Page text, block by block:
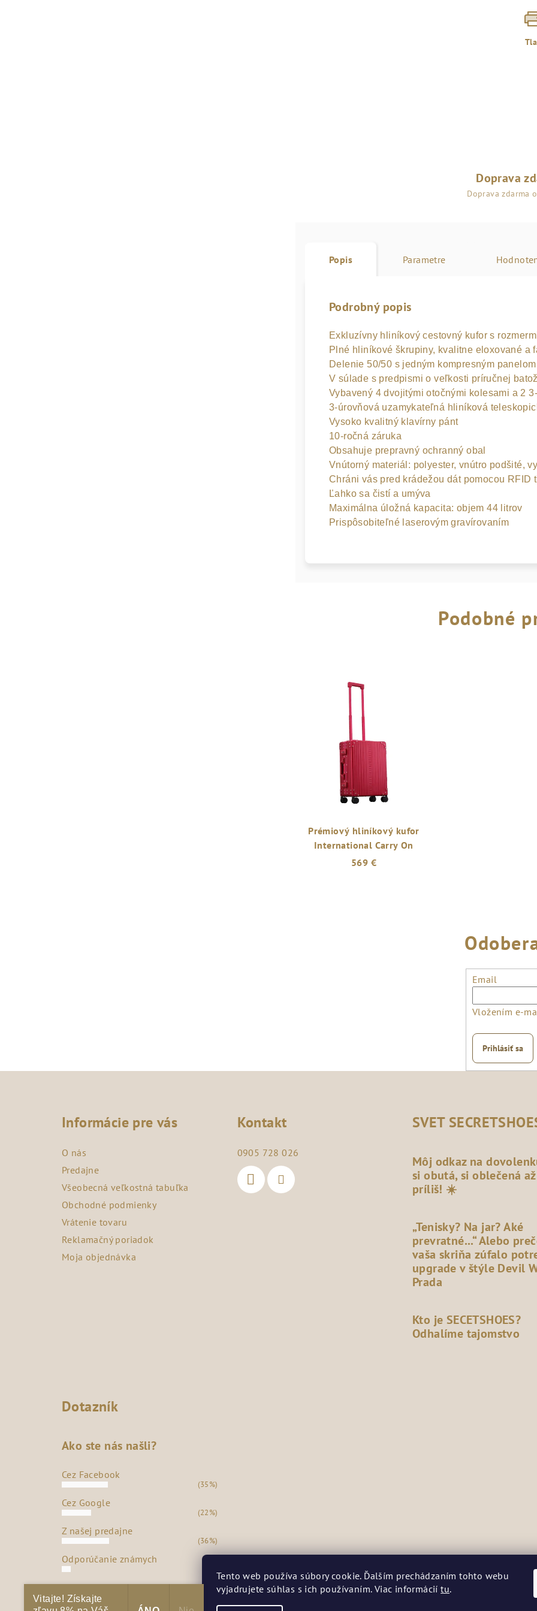
Tento web používa súbory cookie. Ďalším prechádzaním tohto webu
vyjadrujete súhlas s ich používaním. Viac informáciítu.
Doprava
Doprava zdarma
Popis Parametre
Podrobný popis
Exkluzívny hliníkový cestovný kufor s
Plné hliníkové škrupiny, kvalitne eloxované a
Delenie 50/50 s jedným kompresným
V súlade s predpismi o veľkosti príručnej
Vybavený 4 dvojitými otočnými kolesami a 2
3-úrovňová uzamykateľná hliníková
Vysoko kvalitný klavírny pánt
10-ročná záruka
Obsahuje prepravný ochranný obal
Vnútorný materiál: polyester, vnútro podšité,
Chráni vás pred krádežou dát pomocou RFID
Ľahko sa čistí a umýva
Maximálna úložná kapacita: objem 44 litrov
Prispôsobiteľné laserovým gravírovaním
Podobné
Prémiový hliníkový kufor
International Carry On
569 €
Email
Vložením e-
Prihlásiť sa
Informácie pre vás
O nás
Predajne
Všeobecná veľkostná tabuľka
Obchodné podmienky
Vrátenie tovaru
Reklamačný poriadok
Moja objednávka
Kontakt
0905 728 026
SVET
Môj odkaz na
si obutá, si oblečená až
príliš! ☀️
„Tenisky? Na jar? Aké
prevratné...“ Alebo
vaša skriňa zúfalo
upgrade v štýle Devil
Prada
Kto je SECETSHOES?
Odhalíme tajomstvo
Dotazník
Ako ste nás našli?
Cez Facebook
(35%)
Cez Google
(22%)
Z našej predajne
(36%)
Odporúčanie známych
Počet hlasov:
Vitajte! Získajte